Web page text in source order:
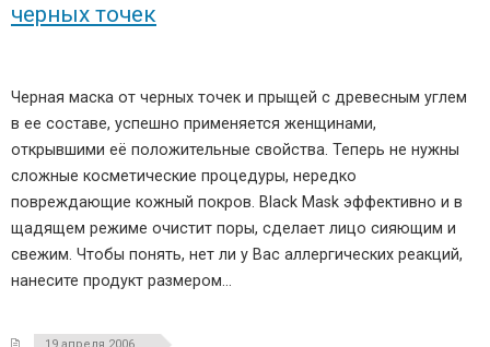
черных точек
Черная маска от черных точек и прыщей с древесным углем
в ее составе, успешно применяется женщинами,
открывшими её положительные свойства. Теперь не нужны
сложные косметические процедуры, нередко
повреждающие кожный покров. Black Mask эффективно и в
щадящем режиме очистит поры, сделает лицо сияющим и
свежим. Чтобы понять, нет ли у Вас аллергических реакций,
нанесите продукт размером…